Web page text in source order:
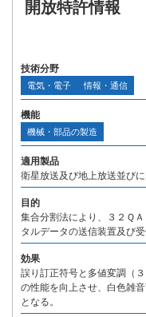
開放特許情報
技術分野
電気・電子 情報・通信
機能
機械・部品の製造
適用製品
衛星放送及び地上放送並び
目的
集合分割法により、３２Ｑ
タルデータの送信装置及び受
効果
誤り訂正符号と多値変調（
の性能を向上させ、白色雑
となる。